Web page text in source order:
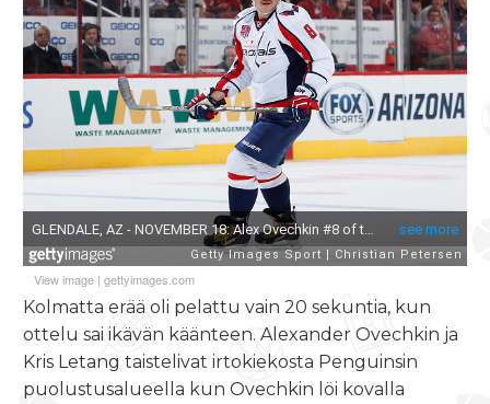
View image | gettyimages.com
Kolmatta erää oli pelattu vain 20 sekuntia, kun
ottelu sai ikävän käänteen. Alexander Ovechkin ja
Kris Letang taistelivat irtokiekosta Penguinsin
puolustusalueella kun Ovechkin löi kovalla